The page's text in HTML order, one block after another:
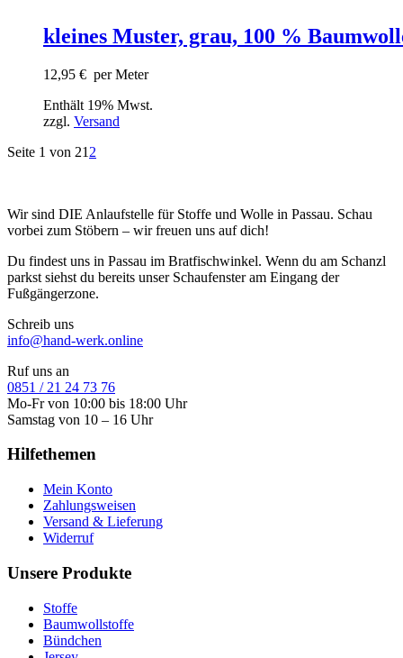
kleines Muster, grau, 100 %
12,95 € per Meter
Enthält 19% Mwst.
zzgl. Versand
Seite 1 von 21 2
Wir sind DIE Anlaufstelle für Stoffe und Wolle in Passau. Schau
vorbei zum Stöbern – wir freuen uns auf dich!
Du findest uns in Passau im Bratfischwinkel. Wenn du am Schanzl
parkst siehst du bereits unser Schaufenster am Eingang der
Fußgängerzone.
Schreib uns
info@hand-werk.online
Ruf uns an
0851 / 21 24 73 76
Mo-Fr von 10:00 bis 18:00 Uhr
Samstag von 10 – 16 Uhr
Hilfethemen
Mein Konto
Zahlungsweisen
Versand & Lieferung
Widerruf
Unsere Produkte
Stoffe
Baumwollstoffe
Bündchen